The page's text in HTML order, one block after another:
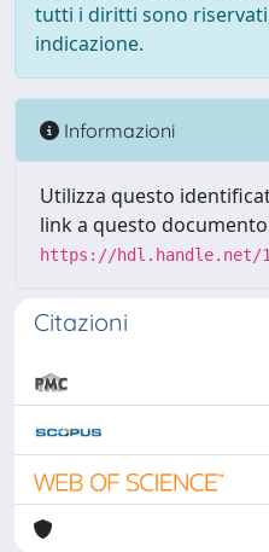
tutti i diritti sono
indicazione.
Informazioni
Utilizza questo
link a questo
https://hdl.handle.net/
Citazioni